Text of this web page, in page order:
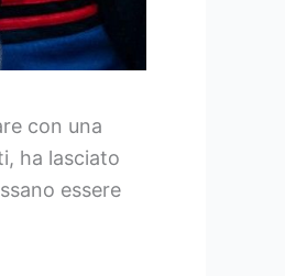
con una
ha lasciato
essere